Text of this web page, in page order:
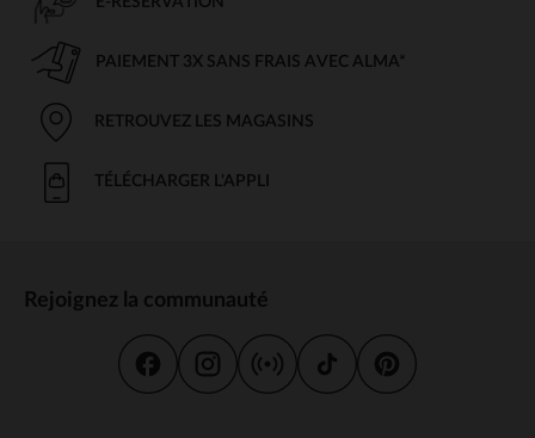
PAIEMENT 3X SANS FRAIS AVEC ALMA*
RETROUVEZ LES MAGASINS
TÉLÉCHARGER L'APPLI
Rejoignez la communauté